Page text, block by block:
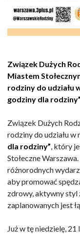
Związek Dużych
Miastem
rodziny do udziału
godziny dla rodziny”
Związek Dużych
rodziny do udziału
dla rodziny”, który
Stołeczne
różnorodnych
aby promować
zdrowy, aktywny styl
zaplanowanych jest
Już w tę niedzielę,